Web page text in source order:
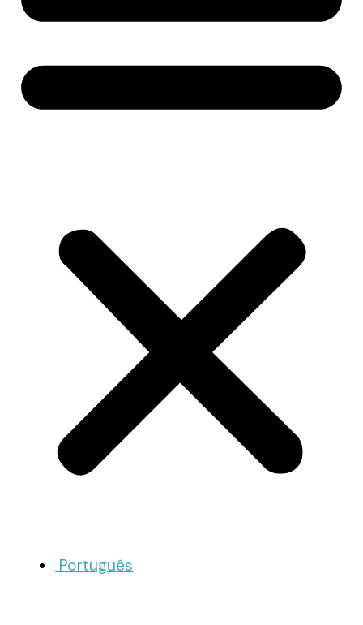
Português